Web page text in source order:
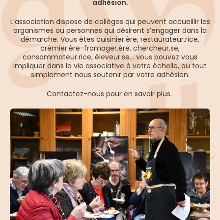
adhésion.
L’association dispose de collèges qui peuvent accueillir les
organismes ou personnes qui désirent s’engager dans la
démarche. Vous êtes cuisinier.ère, restaurateur.rice,
crémier.ère-fromager.ère, chercheur.se,
consommateur.rice, éleveur.se… vous pouvez vous
impliquer dans la vie associative à votre échelle, ou tout
simplement nous soutenir par votre adhésion.
Contactez-nous pour en savoir plus.